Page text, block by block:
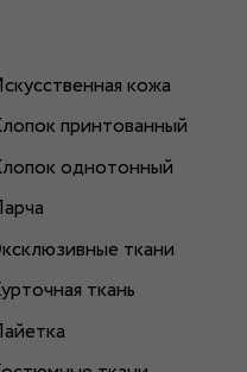
кожа
принтованный
однотонный
ткани
ткань